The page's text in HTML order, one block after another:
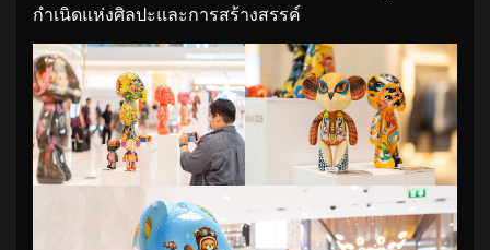
กำเนิดแห่งศิลปะและการสร้างสรรค์